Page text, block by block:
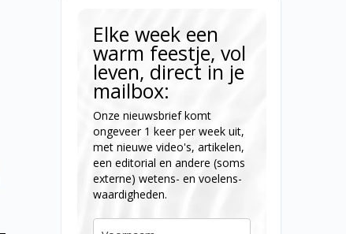
Elke week een
warm feestje, vol
leven, direct in je
mailbox:
Onze nieuwsbrief komt
ongeveer 1 keer per week uit,
met nieuwe video's, artikelen,
een editorial en andere (soms
externe) wetens- en voelens-
waardigheden.